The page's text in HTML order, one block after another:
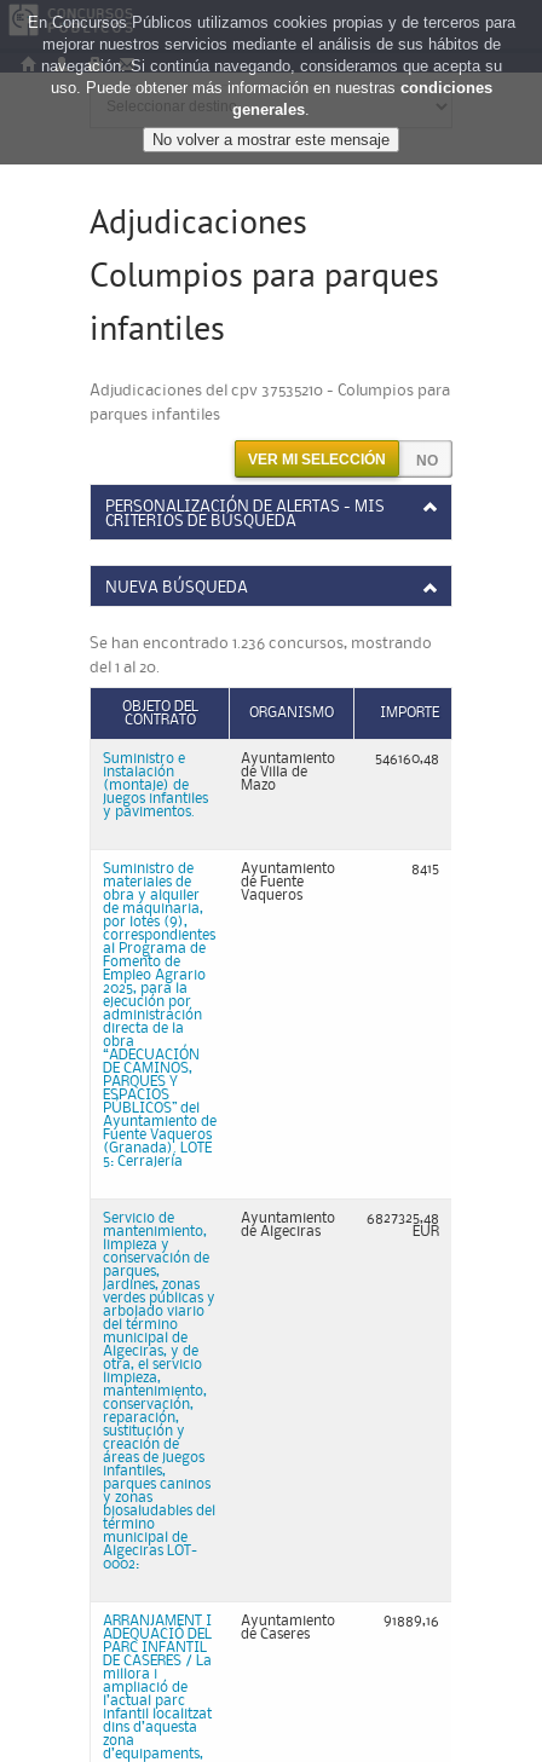
Adjudicaciones
Columpios para parques
infantiles
Adjudicaciones del cpv 37535210 - Columpios para
parques infantiles
VER MI SELECCIÓN
PERSONALIZACIÓN DE ALERTAS - MIS
CRITERIOS DE BÚSQUEDA
NUEVA BÚSQUEDA
Se han encontrado 1.236 concursos, mostrando
del 1 al 20.
OBJETO DEL
CONTRATO
ORGANISMO IMPORTE
Suministro e
instalación
(montaje) de
juegos infantiles
y pavimentos.
Ayuntamiento
de Villa de
Mazo
546160,48
Suministro de
materiales de
obra y alquiler
de maquinaria,
por lotes (9),
correspondientes
al Programa de
Fomento de
Empleo Agrario
2025, para la
ejecución por
administración
directa de la
obra
“ADECUACIÓN
DE CAMINOS,
PARQUES Y
ESPACIOS
PÚBLICOS” del
Ayuntamiento de
Fuente Vaqueros
(Granada). LOTE
5: Cerrajería
Ayuntamiento
de Fuente
Vaqueros
8415
Servicio de
mantenimiento,
limpieza y
conservación de
parques,
jardines, zonas
verdes públicas y
arbolado viario
del término
municipal de
Algeciras, y de
otra, el servicio
limpieza,
mantenimiento,
conservación,
reparación,
sustitución y
creación de
áreas de juegos
infantiles,
parques caninos
y zonas
biosaludables del
término
municipal de
Algeciras LOT-
0002:
Ayuntamiento
de Algeciras
6827325,48
EUR
ARRANJAMENT I
ADEQUACIÓ DEL
PARC INFANTIL
DE CASERES / La
millora i
ampliació de
l’actual parc
infantil localitzat
dins d’aquesta
zona
d’equipaments,
Ayuntamiento
de Caseres
91889,16
En Concursos Públicos utilizamos cookies propias y de terceros para
mejorar nuestros servicios mediante el análisis de sus hábitos de
navegación. Si continúa navegando, consideramos que acepta su
uso. Puede obtener más información en nuestras condiciones
generales.